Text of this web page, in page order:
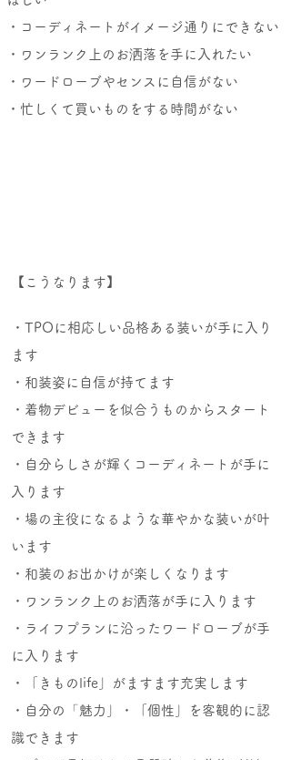
・コーディネートがイメージ通りにできない
・ワンランク上のお洒落を手に入れたい
・ワードローブやセンスに自信がない
・忙しくて買いものをする時間がない
【こうなります】
・TPOに相応しい品格ある装いが手に入り
ます
・和装姿に自信が持てます
・着物デビューを似合うものからスタート
できます
・自分らしさが輝くコーディネートが手に
入ります
・場の主役になるような華やかな装いが叶
います
・和装のお出かけが楽しくなります
・ワンランク上のお洒落が手に入ります
・ライフプランに沿ったワードローブが手
に入ります
・「きものlife」がますます充実します
・自分の
「魅力」・「個性」を客観的に認
識できます